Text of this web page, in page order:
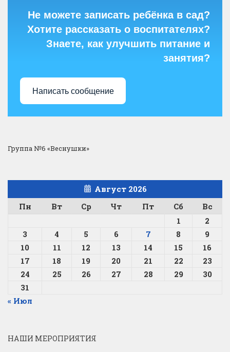
Не можете записать ребёнка в сад?
Хотите рассказать о воспитателях?
Знаете, как улучшить питание и
занятия?
Написать сообщение
Группа №6 «Веснушки»
Август 2026
Пн
Вт Ср Чт Пт Сб
Вс
1
2
3
4 5 6 7 8
9
10
11 12 13 14 15
16
17
18 19 20 21 22
23
24
25 26 27 28 29
30
31
« Июл
НАШИ МЕРОПРИЯТИЯ